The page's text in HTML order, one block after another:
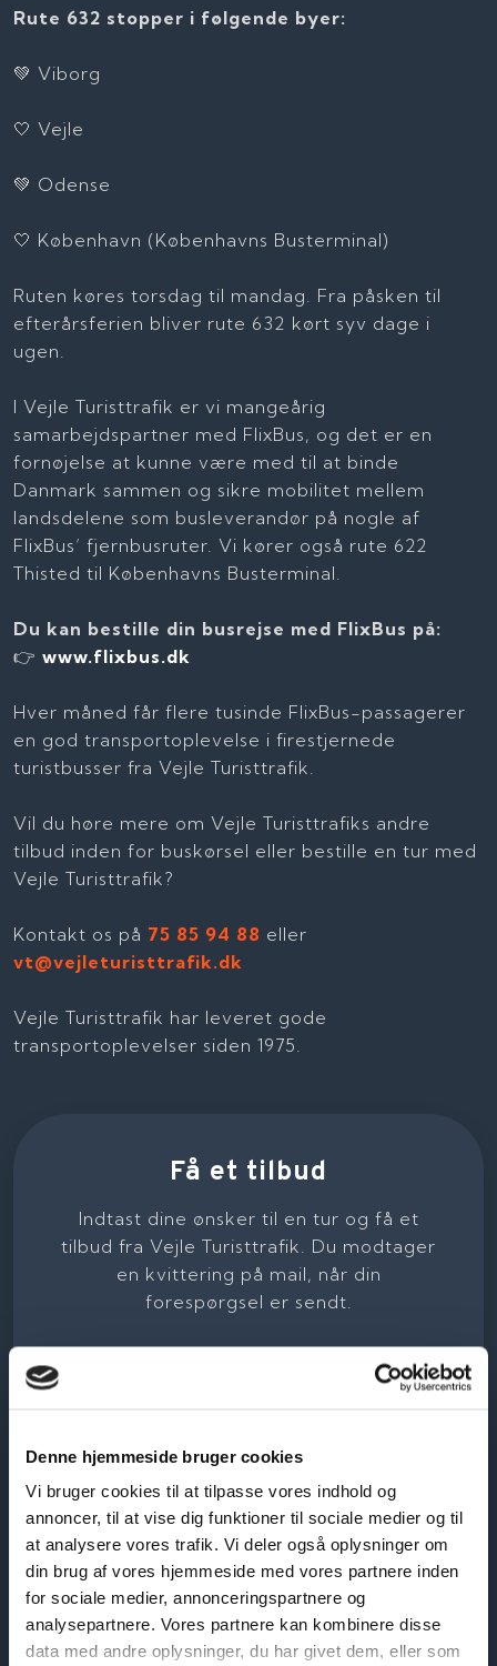
Denne hjemmeside bruger cookies
Vi bruger cookies til at tilpasse vores indhold og
annoncer, til at vise dig funktioner til sociale medier og til
at analysere vores trafik. Vi deler også oplysninger om
din brug af vores hjemmeside med vores partnere inden
for sociale medier, annonceringspartnere og
analysepartnere. Vores partnere kan kombinere disse
data med andre oplysninger, du har givet dem, eller som
Rute 632 stopper i følgende byer:
💚 Viborg
🤍 Vejle
💚 Odense
🤍 København (Københavns Busterminal)
Ruten køres torsdag til mandag. Fra påsken til
efterårsferien bliver rute 632 kørt syv dage i
ugen.
I Vejle Turisttrafik er vi mangeårig
samarbejdspartner med FlixBus, og det er en
fornøjelse at kunne være med til at binde
Danmark sammen og sikre mobilitet mellem
landsdelene som busleverandør på nogle af
FlixBus’ fjernbusruter. Vi kører også rute 622
Thisted til Københavns Busterminal.
Du kan bestille din busrejse med FlixBus på:
👉www.flixbus.dk
Hver måned får flere tusinde FlixBus-passagerer
en god transportoplevelse i firestjernede
turistbusser fra Vejle Turisttrafik.
Vil du høre mere om Vejle Turisttrafiks andre
tilbud inden for buskørsel eller bestille en tur med
Vejle Turisttrafik?
Kontakt os på 75 85 94 88 eller
vt@vejleturisttrafik.dk
Vejle Turisttrafik har leveret gode
transportoplevelser siden 1975.
Få et tilbud
Indtast dine ønsker til en tur og få et
tilbud fra Vejle Turisttrafik. Du modtager
en kvittering på mail, når din
forespørgsel er sendt.​